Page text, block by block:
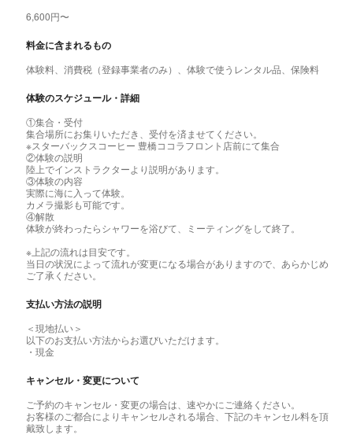
6,600円〜
料金に含まれるもの
体験料、消費税（登録事業者のみ）、体験で使うレンタル品、保険料
体験のスケジュール・詳細
①集合・受付
集合場所にお集りいただき、受付を済ませてください。
※スターバックスコーヒー 豊橋ココラフロント店前にて集合
②体験の説明
陸上でインストラクターより説明があります。
③体験の内容
実際に海に入って体験。
カメラ撮影も可能です。
④解散
体験が終わったらシャワーを浴びて、ミーティングをして終了。
※上記の流れは目安です。
当日の状況によって流れが変更になる場合がありますので、あらかじめ
ご了承ください。
支払い方法の説明
＜現地払い＞
以下のお支払い方法からお選びいただけます。
・現金
キャンセル・変更について
ご予約のキャンセル・変更の場合は、速やかにご連絡ください。
お客様のご都合によりキャンセルされる場合、下記のキャンセル料を頂
戴致します。